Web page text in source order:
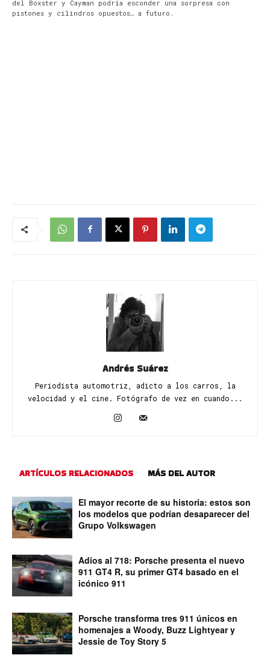
del Boxster y Cayman podría esconder una sorpresa con
pistones y cilindros opuestos… a futuro.
Andrés Suárez
Periodista automotriz, adicto a los carros, la
velocidad y el cine. Fotógrafo de vez en cuando...
ARTÍCULOS RELACIONADOS MÁS DEL AUTOR
El mayor recorte de su historia: estos son
los modelos que podrían desaparecer del
Grupo Volkswagen
Adios al 718: Porsche presenta el nuevo
911 GT4 R, su primer GT4 basado en el
icónico 911
Porsche transforma tres 911 únicos en
homenajes a Woody, Buzz Lightyear y
Jessie de Toy Story 5